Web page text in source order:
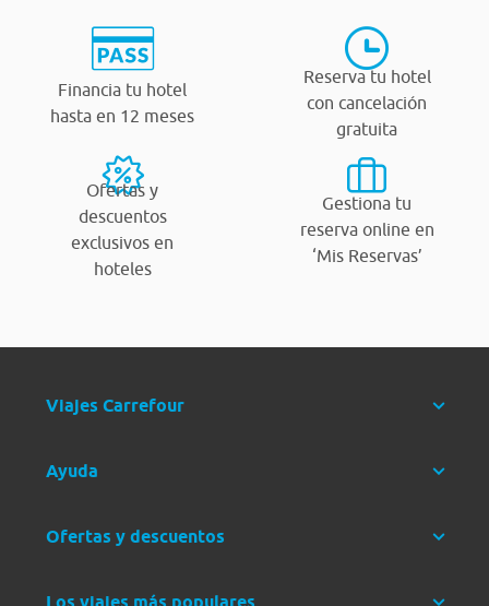
Financia tu hotel
hasta en 12 meses
Reserva tu hotel
con cancelación
gratuita
Ofertas y
descuentos
exclusivos en
hoteles
Gestiona tu
reserva online en
‘Mis Reservas’
Viajes Carrefour
Ayuda
Ofertas y descuentos